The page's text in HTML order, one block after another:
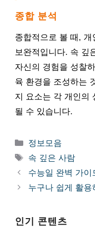
종합 분석
종합적으로 볼 때,
보완적입니다. 속 깊
자신의 경험을 성찰
육 환경을 조성하는
지 요소는 각 개인의
될 수 있습니다.
카
테
리
정보모음
태
그
속 깊은 사람
수능일 완벽 가이
누구나 쉽게 활용
인기 콘텐츠